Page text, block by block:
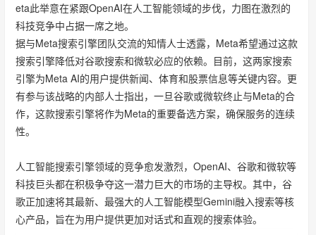
eta此举意在紧跟OpenAI在人工智能领域的步伐，力图在激烈的
科技竞争中占据一席之地。
据与Meta搜索引擎团队交流的知情人士透露，Meta希望通过这款
搜索引擎降低对谷歌搜索和微软必应的依赖。目前，这两家搜索
引擎为Meta AI的用户提供新闻、体育和股票信息等关键内容。更
有参与该战略的内部人士指出，一旦谷歌或微软终止与Meta的合
作，这款搜索引擎将作为Meta的重要备选方案，确保服务的连续
性。
人工智能搜索引擎领域的竞争愈发激烈，OpenAI、谷歌和微软等
科技巨头都在积极争夺这一潜力巨大的市场的主导权。其中，谷
歌正加速将其最新、最强大的人工智能模型Gemini融入搜索等核
心产品，旨在为用户提供更加对话式和直观的搜索体验。